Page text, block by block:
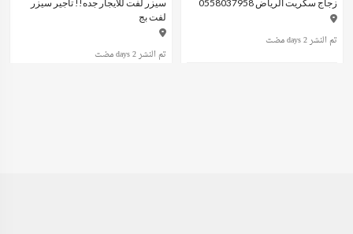
زجاج سكريت الرياض 0558037958
تم النشر 2 days مضت
سيزر لفت للايجار جده!! تأجير سيزر
لفت بج
تم النشر 2 days مضت